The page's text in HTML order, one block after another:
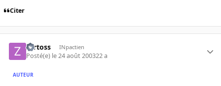
Citer
zartoss INpactien
Posté(e) le 24 août 200322 a
AUTEUR